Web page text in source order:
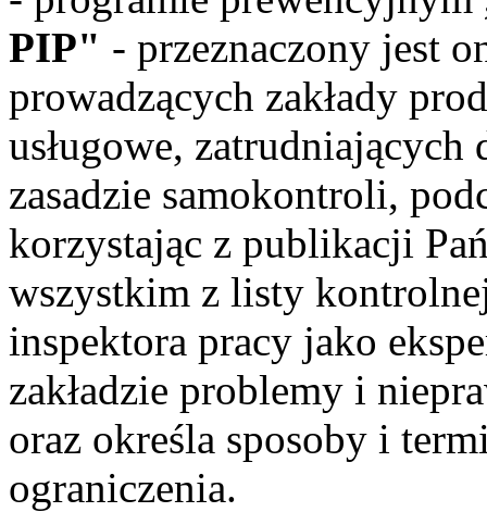
PIP" - przeznaczony jest
prowadzących zakłady
usługowe,
zasadzie samokontroli,
korzystając z publikacji
wszystkim z listy
inspektora pracy jako
zakładzie problemy i
oraz określa sposoby i
ograniczenia.